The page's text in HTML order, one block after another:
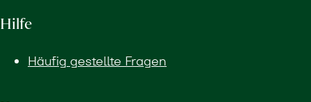
Hilfe
Häufig gestellte Fragen